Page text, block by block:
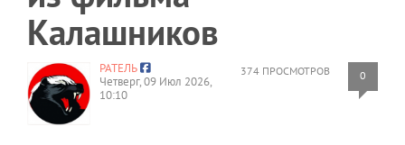
Калашников
374 ПРОСМОТРОВ 0
РАТЕЛЬ
Четверг, 09 Июл 2026,
10:10